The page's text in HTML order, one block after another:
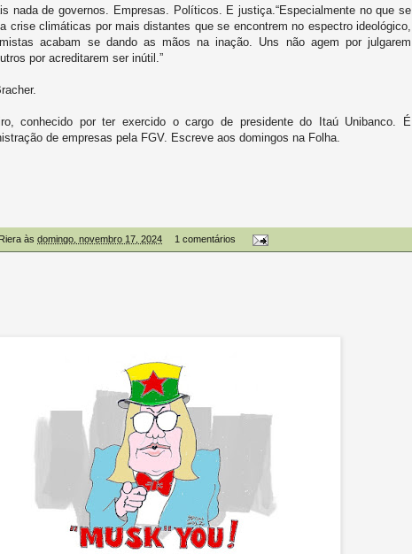
nada de governos. Empresas. Políticos. E justiça.“Especialmente no que se
crise climáticas por mais distantes que se encontrem no espectro ideológico,
acabam se dando as mãos na inação. Uns não agem por julgarem
por acreditarem ser inútil.”
conhecido por ter exercido o cargo de presidente do Itaú Unibanco. É
de empresas pela FGV. Escreve aos domingos na Folha.
às domingo, novembro 17, 2024 1 comentários